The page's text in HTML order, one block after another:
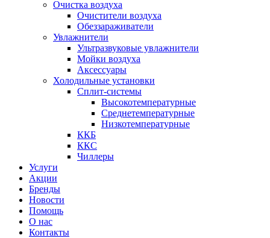
Очистка воздуха
Очистители воздуха
Обеззараживатели
Увлажнители
Ультразвуковые увлажнители
Мойки воздуха
Аксессуары
Холодильные установки
Сплит-системы
Высокотемпературные
Среднетемпературные
Низкотемпературные
ККБ
ККС
Чиллеры
Услуги
Акции
Бренды
Новости
Помощь
О нас
Контакты